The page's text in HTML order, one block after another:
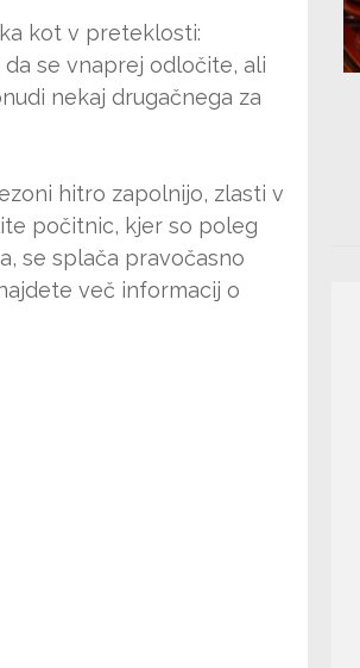
kot v preteklosti:
se vnaprej odločite, ali
nekaj drugačnega za
hitro zapolnijo, zlasti v
počitnic, kjer so poleg
se splača pravočasno
več informacij o